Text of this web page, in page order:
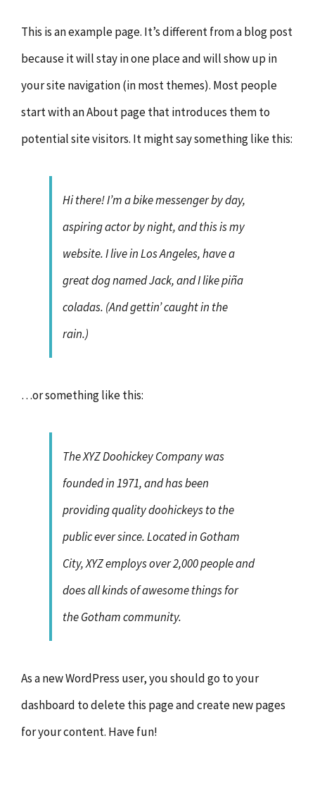
This is an example page. It’s different from a blog post
because it will stay in one place and will show up in
your site navigation (in most themes). Most people
start with an About page that introduces them to
potential site visitors. It might say something like this:
Hi there! I’m a bike messenger by day,
aspiring actor by night, and this is my
website. I live in Los Angeles, have a
great dog named Jack, and I like piña
coladas. (And gettin’ caught in the
rain.)
…or something like this:
The XYZ Doohickey Company was
founded in 1971, and has been
providing quality doohickeys to the
public ever since. Located in Gotham
City, XYZ employs over 2,000 people and
does all kinds of awesome things for
the Gotham community.
As a new WordPress user, you should go toyour
dashboard to delete this page and create new pages
for your content. Have fun!